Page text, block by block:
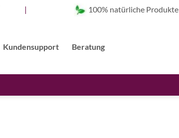
| 100% natürliche Produkte
Kundensupport Beratung